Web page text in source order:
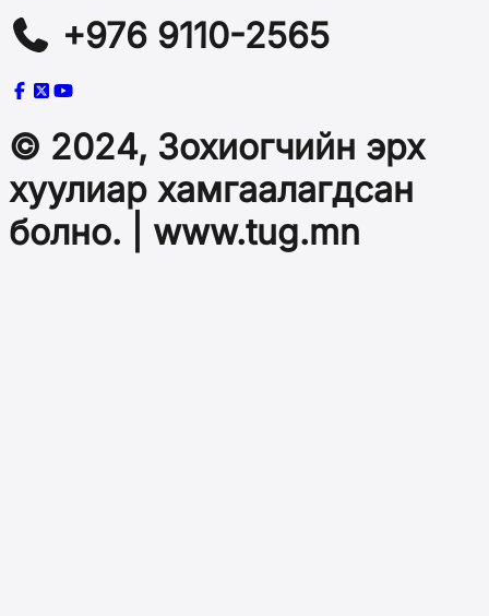
+976 9110-2565
© 2024, Зохиогчийн эрх
хуулиар хамгаалагдсан
болно. | www.tug.mn